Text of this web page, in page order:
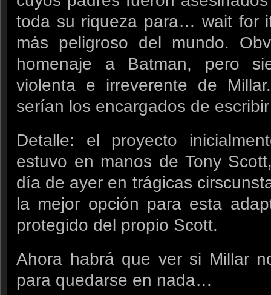
toda su riqueza para… wait for
más peligroso del mundo.
homenaje a Batman, pero
violenta e irreverente de
serían los encargados de
Detalle: el proyecto
estuvo en manos de Tony
día de ayer en trágicas
la mejor opción para esta
protegido del propio Scott.
Ahora habrá que ver si Millar
para quedarse en nada…